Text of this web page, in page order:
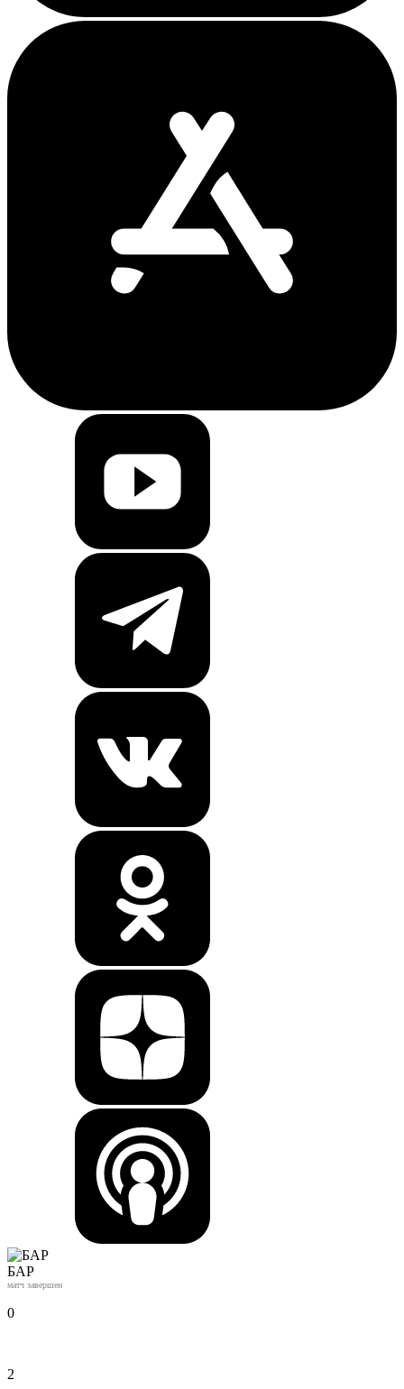
БАР
матч завершен
0
2